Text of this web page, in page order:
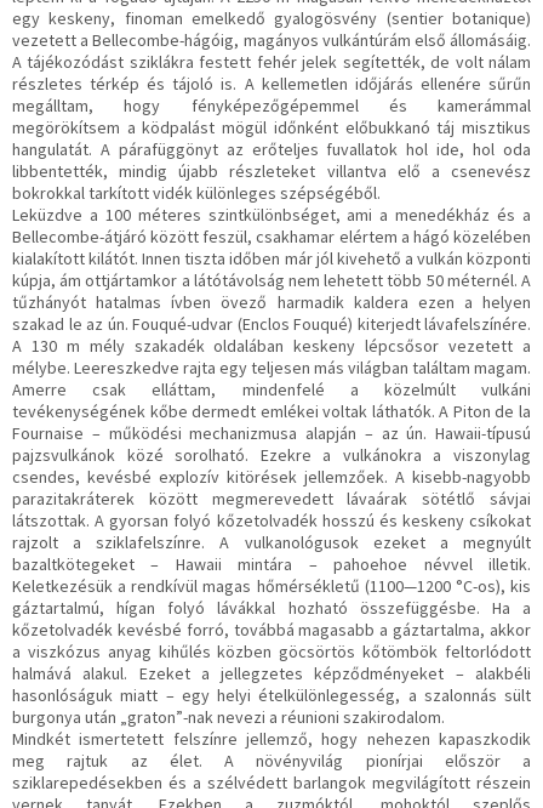
egy keskeny, finoman emelkedő gyalogösvény (sentier botanique)
vezetett a Bellecombe-hágóig, magányos vulkántúrám első állomásáig.
A tájékozódást sziklákra festett fehér jelek segítették, de volt nálam
részletes térkép és tájoló is. A kellemetlen időjárás ellenére sűrűn
megálltam, hogy fényképezőgépemmel és kamerámmal
megörökítsem a ködpalást mögül időnként előbukkanó táj misztikus
hangulatát. A párafüggönyt az erőteljes fuvallatok hol ide, hol oda
libbentették, mindig újabb részleteket villantva elő a csenevész
bokrokkal tarkított vidék különleges szépségéből.
Leküzdve a 100 méteres szintkülönbséget, ami a menedékház és a
Bellecombe-átjáró között feszül, csakhamar elértem a hágó közelében
kialakított kilátót. Innen tiszta időben már jól kivehető a vulkán központi
kúpja, ám ottjártamkor a látótávolság nem lehetett több 50 méternél. A
tűzhányót hatalmas ívben övező harmadik kaldera ezen a helyen
szakad le az ún. Fouqué-udvar (Enclos Fouqué) kiterjedt lávafelszínére.
A 130 m mély szakadék oldalában keskeny lépcsősor vezetett a
mélybe. Leereszkedve rajta egy teljesen más világban találtam magam.
Amerre csak elláttam, mindenfelé a közelmúlt vulkáni
tevékenységének kőbe dermedt emlékei voltak láthatók. A Piton de la
Fournaise – működési mechanizmusa alapján – az ún. Hawaii-típusú
pajzsvulkánok közé sorolható. Ezekre a vulkánokra a viszonylag
csendes, kevésbé explozív kitörések jellemzőek. A kisebb-nagyobb
parazitakráterek között megmerevedett lávaárak sötétlő sávjai
látszottak. A gyorsan folyó kőzetolvadék hosszú és keskeny csíkokat
rajzolt a sziklafelszínre. A vulkanológusok ezeket a megnyúlt
bazaltkötegeket – Hawaii mintára – pahoehoe névvel illetik.
Keletkezésük a rendkívül magas hőmérsékletű (1100—1200 °C-os), kis
gáztartalmú, hígan folyó lávákkal hozható összefüggésbe. Ha a
kőzetolvadék kevésbé forró, továbbá magasabb a gáztartalma, akkor
a viszkózus anyag kihűlés közben göcsörtös kőtömbök feltorlódott
halmává alakul. Ezeket a jellegzetes képződményeket – alakbéli
hasonlóságuk miatt – egy helyi ételkülönlegesség, a szalonnás sült
burgonya után „graton”-nak nevezi a réunioni szakirodalom.
Mindkét ismertetett felszínre jellemző, hogy nehezen kapaszkodik
meg rajtuk az élet. A növényvilág pionírjai először a
sziklarepedésekben és a szélvédett barlangok megvilágított részein